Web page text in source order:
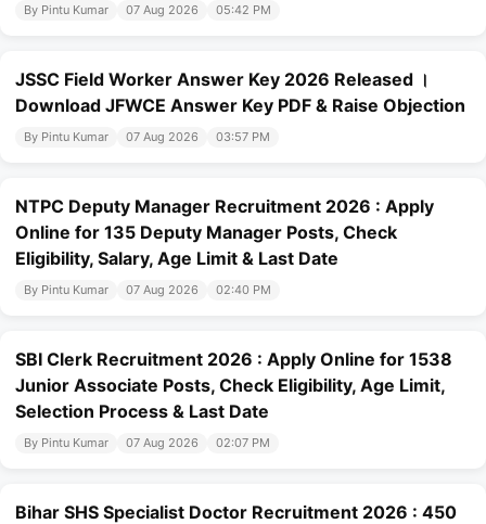
By Pintu Kumar 07 Aug 2026 05:42 PM
JSSC Field Worker Answer Key 2026 Released ।
Download JFWCE Answer Key PDF & Raise Objection
By Pintu Kumar 07 Aug 2026 03:57 PM
NTPC Deputy Manager Recruitment 2026 : Apply
Online for 135 Deputy Manager Posts, Check
Eligibility, Salary, Age Limit & Last Date
By Pintu Kumar 07 Aug 2026 02:40 PM
SBI Clerk Recruitment 2026 : Apply Online for 1538
Junior Associate Posts, Check Eligibility, Age Limit,
Selection Process & Last Date
By Pintu Kumar 07 Aug 2026 02:07 PM
Bihar SHS Specialist Doctor Recruitment 2026 : 450